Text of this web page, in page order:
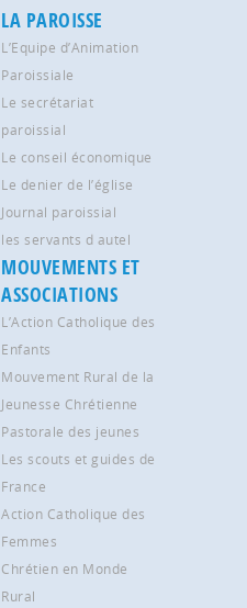
LA PAROISSE
L’Equipe d’Animation
Paroissiale
Le secrétariat
paroissial
Le conseil économique
Le denier de l’église
Journal paroissial
les servants d autel
MOUVEMENTS ET
ASSOCIATIONS
L’Action Catholique des
Enfants
Mouvement Rural de la
Jeunesse Chrétienne
Pastorale des jeunes
Les scouts et guides de
France
Action Catholique des
Femmes
Chrétien en Monde
Rural